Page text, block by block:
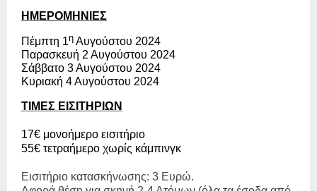
ΗΜΕΡΟΜΗΝΙΕΣ
Πέμπτη 1η Αυγούστου 2024
Παρασκευή 2 Αυγούστου 2024
Σάββατο 3 Αυγούστου 2024
Κυριακή 4 Αυγούστου 2024
ΤΙΜΕΣ ΕΙΣΙΤΗΡΙΩΝ
17€ μονοήμερο εισιτήριο
55€ τετραήμερο χωρίς κάμπινγκ
Εισιτήριο κατασκήνωσης: 3 Ευρώ.